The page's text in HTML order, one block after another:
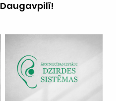
Daugavpilī!